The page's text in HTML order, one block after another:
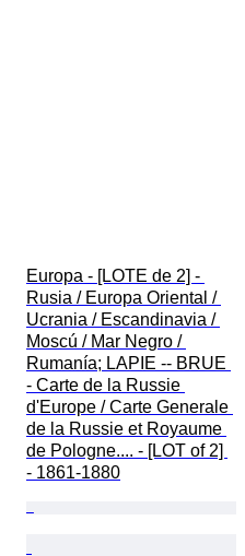
Europa - [LOTE de 2] -
Rusia / Europa Oriental /
Ucrania / Escandinavia /
Moscú / Mar Negro /
Rumanía; LAPIE -- BRUE
- Carte de la Russie
d'Europe / Carte Generale
de la Russie et Royaume
de Pologne.... - [LOT of 2]
- 1861-1880